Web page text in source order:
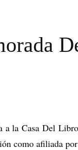
a la Casa Del
como afiliada